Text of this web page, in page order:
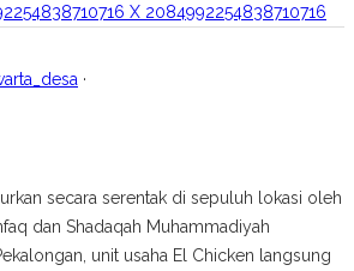
X 2084992254838710716
·
secara serentak di sepuluh lokasi oleh
dan Shadaqah Muhammadiyah
unit usaha El Chicken langsung